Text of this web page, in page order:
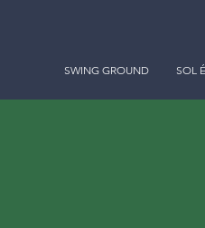
SWING GROUND SOL